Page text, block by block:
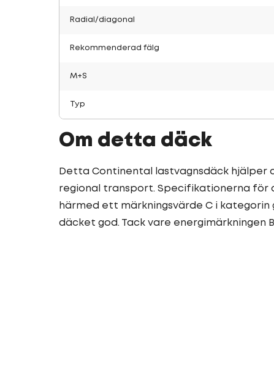
Radial/diagonal
Rekommenderad fälg
M+S
Typ
Om detta däck
Detta Continental lastvagnsdäck hjälper
regional transport. Specifikationerna för
härmed ett märkningsvärde C i
däcket god. Tack vare